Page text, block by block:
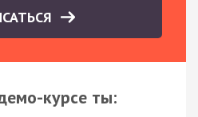
курсе ты: